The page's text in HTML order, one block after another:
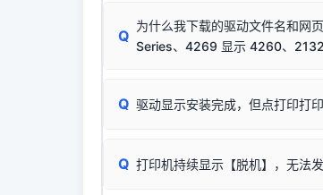
（提醒：此方式仅在安装老款驱动时
排除线材松动后，可尝试更换一
将USB数据线两端全部拔下，重
台式电脑请务必插在机箱后置
尝试更换一条带双磁环屏蔽的优
Q
为什么我下载的驱动文件名和网
Series、4269 显示 4260、2132
这是打印机行业普遍采用的**官方
为了提高开发和维护效率，官方只
Q 驱动显示安装完成，但点打印打
观察打印机指示灯： 🟢 绿灯常亮
Q 打印机持续显示【脱机】，无法发